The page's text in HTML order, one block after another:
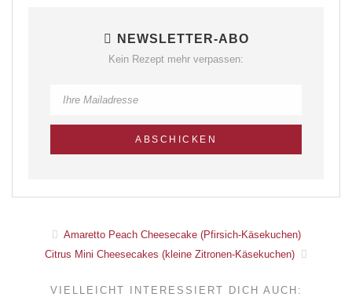
NEWSLETTER-ABO
Kein Rezept mehr verpassen:
Amaretto Peach Cheesecake (Pfirsich-Käsekuchen)
Citrus Mini Cheesecakes (kleine Zitronen-Käsekuchen)
VIELLEICHT INTERESSIERT DICH AUCH: